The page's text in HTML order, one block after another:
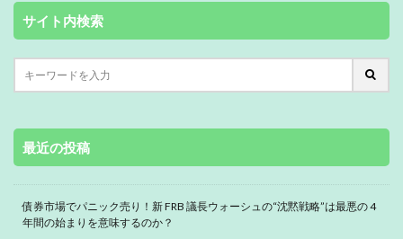
サイト内検索
最近の投稿
債券市場でパニック売り！新 FRB 議長ウォーシュの“沈黙戦略”は最悪の 4
年間の始まりを意味するのか？